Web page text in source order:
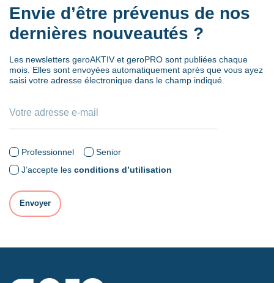
Envie d’être prévenus de nos
dernières nouveautés ?
Les newsletters geroAKTIV et geroPRO sont publiées chaque
mois. Elles sont envoyées automatiquement après que vous ayez
saisi votre adresse électronique dans le champ indiqué.
Professionnel
Senior
J’accepte les conditions d’utilisation